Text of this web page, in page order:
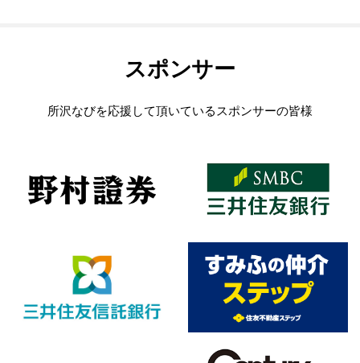
スポンサー
所沢なびを応援して頂いているスポンサーの皆様